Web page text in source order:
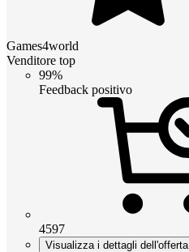
Games4world
Venditore top
99%
Feedback positivo
4597
Visualizza i dettagli dell'offerta